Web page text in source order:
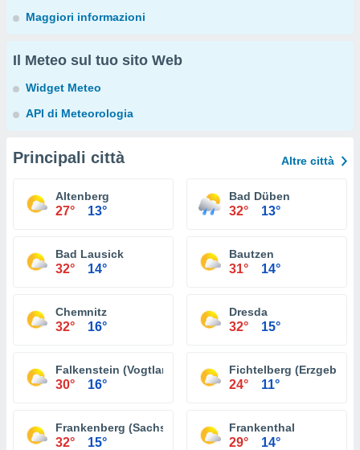
Maggiori informazioni
Il Meteo sul tuo sito Web
Widget Meteo
API di Meteorologia
Principali città Altre città
Altenberg
27° 13°
Bad Düben
32° 13°
Bad Lausick
32° 14°
Bautzen
31° 14°
Chemnitz
32° 16°
Dresda
32° 15°
Falkenstein (Vogtland)
30° 16°
Fichtelberg
24° 11°
Frankenberg (Sachsen)
32° 15°
Frankenthal
29° 14°